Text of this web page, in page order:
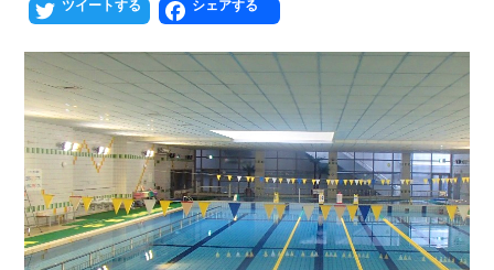
Twitter
宮城県 秋田県
福島県
関東
茨城県 栃木県 群馬県
埼玉県 千葉県 東京都
温水プール 屋内プール
屋外プール スライダー
人口波プール 海水プール
高飛び込み 水連公認プール